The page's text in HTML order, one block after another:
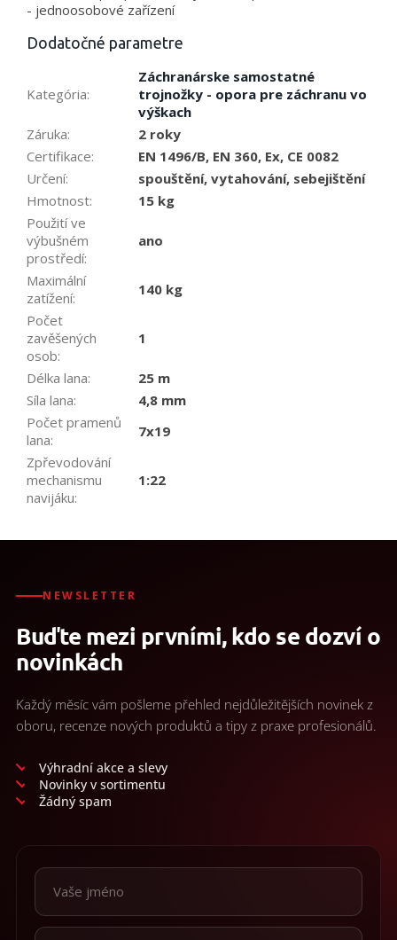
- jednoosobové zařízení
Dodatočné parametre
Kategória:
Záchranárske samostatné
trojnožky - opora pre záchranu vo
výškach
Záruka:
2 roky
Certifikace:
EN 1496/B, EN 360, Ex, CE 0082
Určení:
spouštění, vytahování, sebejištění
Hmotnost:
15 kg
Použití ve
výbušném
prostředí:
ano
Maximální
zatížení:
140 kg
Počet
zavěšených
osob:
1
Délka lana:
25 m
Síla lana:
4,8 mm
Počet pramenů
lana:
7x19
Zpřevodování
mechanismu
navijáku:
1:22
NEWSLETTER
Buďte mezi prvními, kdo se dozví o
novinkách
Každý měsíc vám pošleme přehled nejdůležitějších novinek z
oboru, recenze nových produktů a tipy z praxe profesionálů.
Výhradní akce a slevy
Novinky v sortimentu
Žádný spam